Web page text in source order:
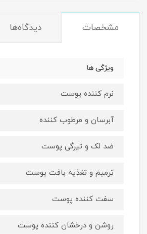
مشخصات دیدگاه‌ها
ویژگی ها
نرم کننده پوست
آبرسان و مرطوب کننده
ضد لک و تیرگی پوست
ترمیم و تغذیه بافت پوست
سفت کننده پوست
روشن و درخشان کننده پوست